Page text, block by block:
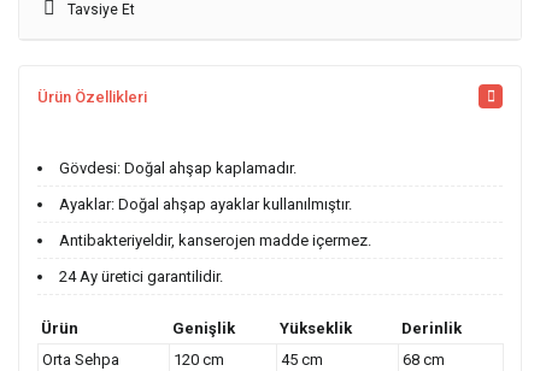
Tavsiye Et
Ürün Özellikleri
Gövdesi: Doğal ahşap kaplamadır.
Ayaklar: Doğal ahşap ayaklar kullanılmıştır.
Antibakteriyeldir, kanserojen madde içermez.
24 Ay üretici garantilidir.
Ürün Genişlik Yükseklik
Derinlik
Orta Sehpa
120 cm 45 cm 68 cm